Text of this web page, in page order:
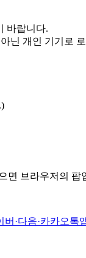
바랍니다.
닌 개인 기기로
면 브라우저의 팝
버·다음·카카오톡